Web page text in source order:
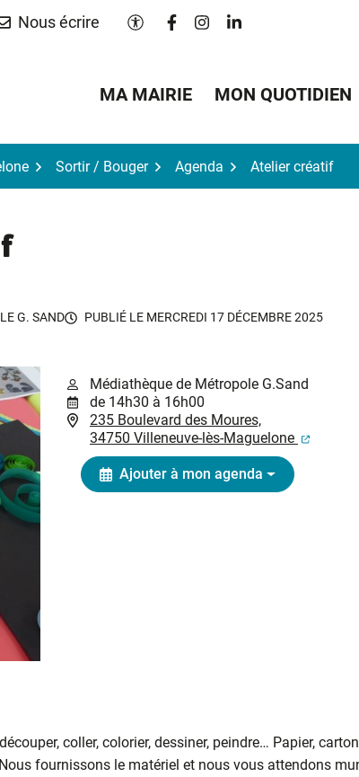
Nous écrire Paramètres d'accessibilité
Lien vers le compte
Lien vers le compte
Lien vers le
MA MAIRIE MON QUOTIDIEN
Sortir / Bouger Agenda Atelier créatif
G. SAND PUBLIÉ LE MERCREDI 17 DÉCEMBRE 2025
Médiathèque de Métropole G.Sand
de 14h30 à 16h00
235 Boulevard des Moures,
34750 Villeneuve-lès-Maguelone
Ajouter à mon agenda
coller, colorier, dessiner, peindre… Papier,
fournissons le matériel et nous vous attendons